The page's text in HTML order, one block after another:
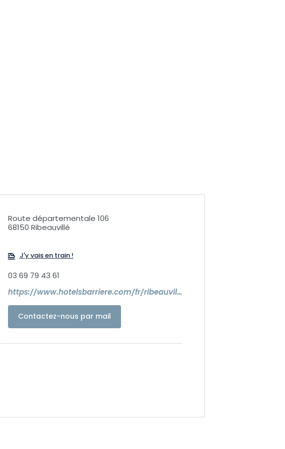
Route départementale 106
68150 Ribeauvillé
J'y vais en train !
03 69 79 43 61
https://www.hotelsbarriere.com/fr/ribeauville/resort-barriere.html
Contactez-nous par mail